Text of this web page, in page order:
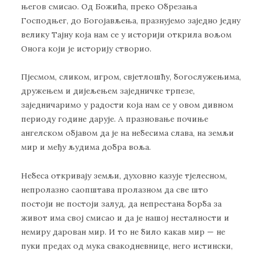
његов смисао. Од Божића, преко Обрезања
Господњег, до Богојављења, празнујемо заједно једну
велику Тајну која нам се у историји открила вољом
Онога који је историју створио.
Пјесмом, сликом, игром, свјетлошћу, богослужењима,
дружењем и дијељењем заједничке трпезе,
заједничаримо у радости која нам се у овом дивном
периоду године дарује. А празновање почиње
ангелском објавом да је на небесима слава, на земљи
мир и међу људима добра воља.
Небеса откривају земљи, духовно казује тјелесном,
непролазно саопштава пролазном да све што
постоји не постоји залуд, да непрестана борба за
живот има свој смисао и да је нашој несталности и
немиру дарован мир. И то не било какав мир — не
пуки предах од мука свакодневнице, него истински,